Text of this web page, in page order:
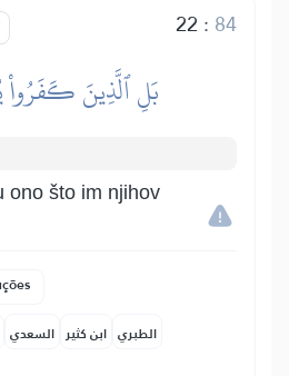
22 : 84
بَلِ ٱلَّذِينَ
ono što im njihov
السعدي ابن كثير الطبري